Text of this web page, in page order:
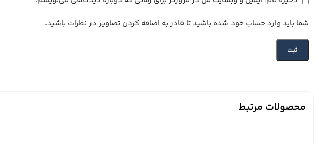
شما باید وارد حساب خود شده باشید تا قادر به اضافه کردن تصاویر در نظرات باشید.
محصولات مرتبط